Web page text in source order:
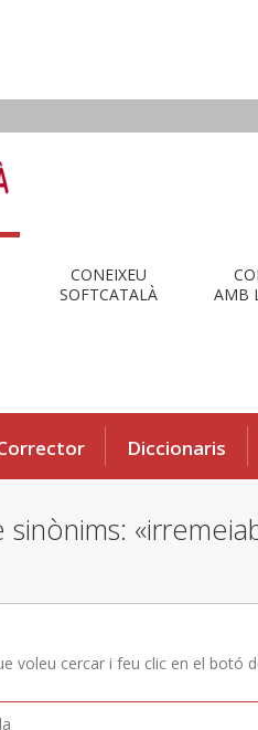
CONEIXEU
SOFTCATALÀ
AMB
Diccionaris
sinònims:
voleu cercar i feu clic en el botó